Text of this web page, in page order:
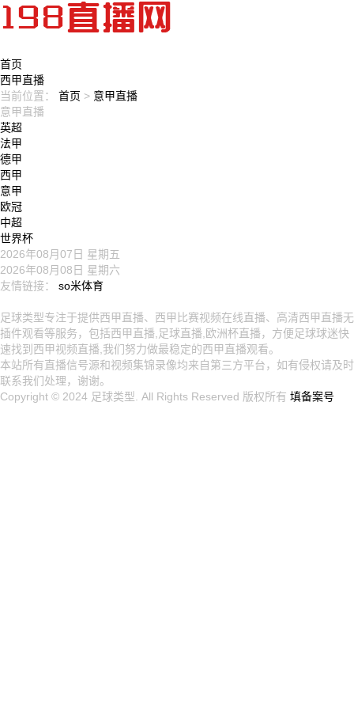
首页
西甲直播
当前位置： 首页 > 意甲直播
意甲直播
英超
法甲
德甲
西甲
意甲
欧冠
中超
世界杯
2026年08月07日 星期五
2026年08月08日 星期六
友情链接： so米体育
足球类型专注于提供西甲直播、西甲比赛视频在线直播、高清西甲直播无
插件观看等服务，包括西甲直播,足球直播,欧洲杯直播，方便足球球迷快
速找到西甲视频直播,我们努力做最稳定的西甲直播观看。
本站所有直播信号源和视频集锦录像均来自第三方平台，如有侵权请及时
联系我们处理，谢谢。
Copyright © 2024 足球类型 . All Rights Reserved 版权所有 填备案号